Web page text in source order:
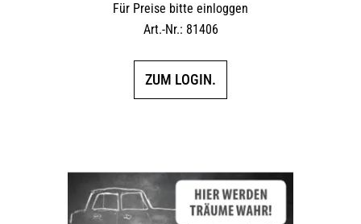
Für Preise bitte einloggen
Art.-Nr.: 81406
ZUM LOGIN.